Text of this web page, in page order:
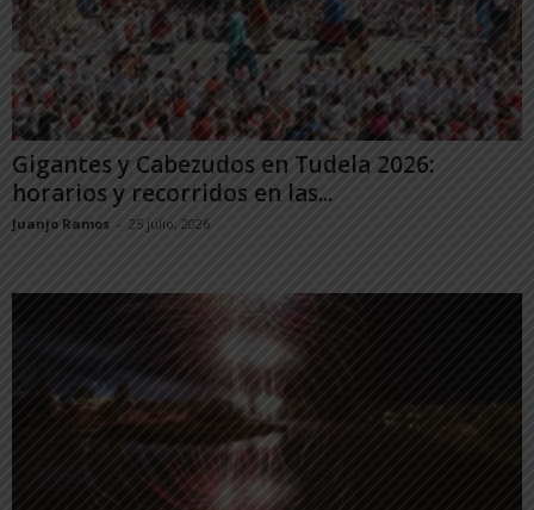
Gigantes y Cabezudos en Tudela 2026:
horarios y recorridos en las...
Juanjo Ramos - 25 julio, 2026